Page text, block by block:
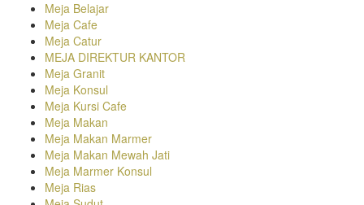
Meja Belajar
Meja Cafe
Meja Catur
MEJA DIREKTUR KANTOR
Meja Granit
Meja Konsul
Meja Kursi Cafe
Meja Makan
Meja Makan Marmer
Meja Makan Mewah Jati
Meja Marmer Konsul
Meja Rias